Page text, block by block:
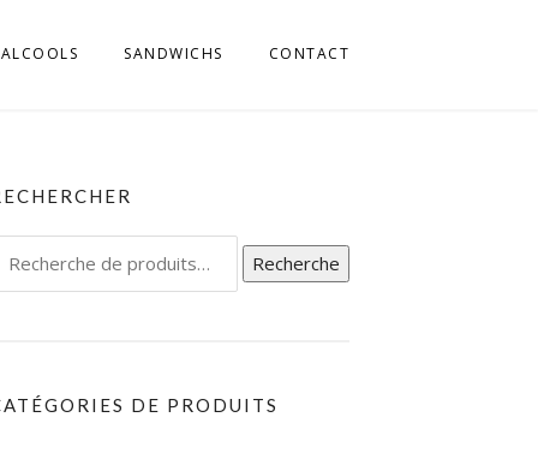
FRIULI
TRENTINO
ALCOOLS SANDWICHS CONTACT
Recherche
DE PRODUITS